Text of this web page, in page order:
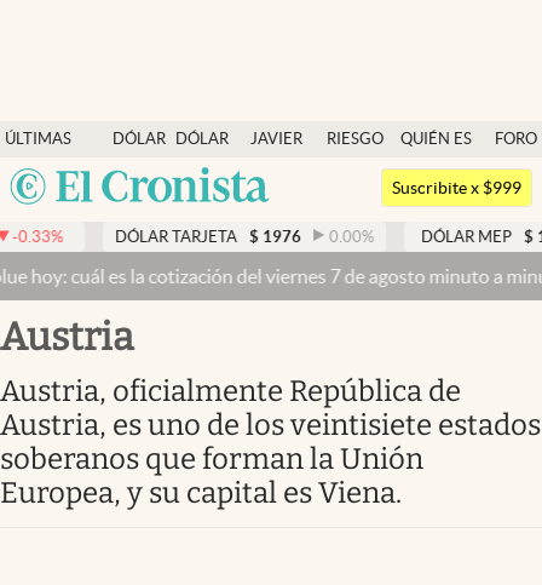
ÚLTIMAS
NOTICIAS
DÓLAR
DÓLAR
BLUE
JAVIER
RIESGO
QUIÉN ES
QUIÉN
FORO
Argentina
México
Dólar
Members
Economía y Política
Finanzas y Mercados
Mercados Online
Columnistas
Otras secciones
Apertura
Suscribite x $999
TARJETA $ 1976 0.00 % DÓLAR MEP 1526,03 0.43
cotización del viernes 7 de agosto minuto a minutoDólar hoy y
Austria
Austria, oficialmente República de
Austria, es uno de los veintisiete estados
soberanos que forman la Unión
Europea, y su capital es Viena.